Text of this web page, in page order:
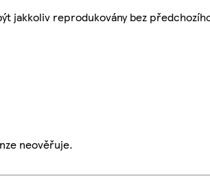
jakkoliv reprodukovány bez
neověřuje.